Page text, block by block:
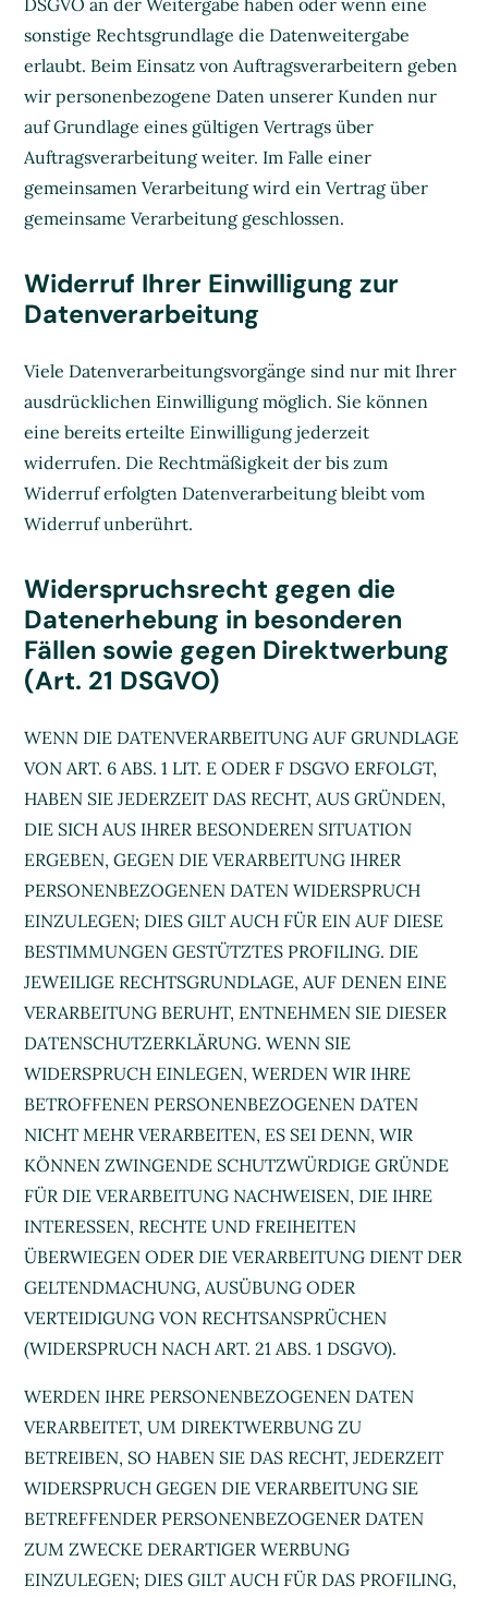
sonstige Rechtsgrundlage die Datenweitergabe
erlaubt. Beim Einsatz von Auftragsverarbeitern geben
wir personenbezogene Daten unserer Kunden nur
auf Grundlage eines gültigen Vertrags über
Auftragsverarbeitung weiter. Im Falle einer
gemeinsamen Verarbeitung wird ein Vertrag über
gemeinsame Verarbeitung geschlossen.
Widerruf Ihrer Einwilligung zur
Datenverarbeitung
Viele Datenverarbeitungsvorgänge sind nur mit Ihrer
ausdrücklichen Einwilligung möglich. Sie können
eine bereits erteilte Einwilligung jederzeit
widerrufen. Die Rechtmäßigkeit der bis zum
Widerruf erfolgten Datenverarbeitung bleibt vom
Widerruf unberührt.
Widerspruchsrecht gegen die
Datenerhebung in besonderen
Fällen sowie gegen Direktwerbung
(Art. 21 DSGVO)
WENN DIE DATENVERARBEITUNG AUF GRUNDLAGE
VON ART. 6 ABS. 1 LIT. E ODER F DSGVO ERFOLGT,
HABEN SIE JEDERZEIT DAS RECHT, AUS GRÜNDEN,
DIE SICH AUS IHRER BESONDEREN SITUATION
ERGEBEN, GEGEN DIE VERARBEITUNG IHRER
PERSONENBEZOGENEN DATEN WIDERSPRUCH
EINZULEGEN; DIES GILT AUCH FÜR EIN AUF DIESE
BESTIMMUNGEN GESTÜTZTES PROFILING. DIE
JEWEILIGE RECHTSGRUNDLAGE, AUF DENEN EINE
VERARBEITUNG BERUHT, ENTNEHMEN SIE DIESER
DATENSCHUTZERKLÄRUNG. WENN SIE
WIDERSPRUCH EINLEGEN, WERDEN WIR IHRE
BETROFFENEN PERSONENBEZOGENEN DATEN
NICHT MEHR VERARBEITEN, ES SEI DENN, WIR
KÖNNEN ZWINGENDE SCHUTZWÜRDIGE GRÜNDE
FÜR DIE VERARBEITUNG NACHWEISEN, DIE IHRE
INTERESSEN, RECHTE UND FREIHEITEN
ÜBERWIEGEN ODER DIE VERARBEITUNG DIENT DER
GELTENDMACHUNG, AUSÜBUNG ODER
VERTEIDIGUNG VON RECHTSANSPRÜCHEN
(WIDERSPRUCH NACH ART. 21 ABS. 1 DSGVO).
WERDEN IHRE PERSONENBEZOGENEN DATEN
VERARBEITET, UM DIREKTWERBUNG ZU
BETREIBEN, SO HABEN SIE DAS RECHT, JEDERZEIT
WIDERSPRUCH GEGEN DIE VERARBEITUNG SIE
BETREFFENDER PERSONENBEZOGENER DATEN
ZUM ZWECKE DERARTIGER WERBUNG
EINZULEGEN; DIES GILT AUCH FÜR DAS PROFILING,